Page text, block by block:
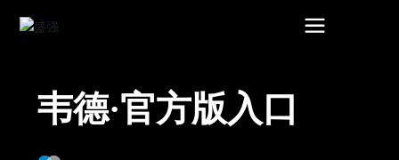
韦德·官方版入口